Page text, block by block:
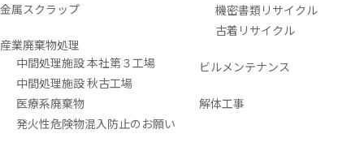
金属スクラップ
産業廃棄物処理
中間処理施設 本社第３工場
中間処理施設 秋古工場
医療系廃棄物
発火性危険物混入防止のお願い
機密書類リサイクル
古着リサイクル
ビルメンテナンス
解体工事